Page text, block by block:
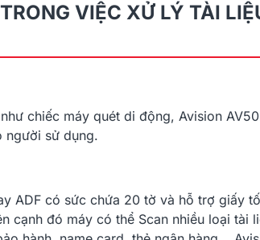
VIỆC XỬ LÝ TÀI
chiếc máy quét di động, Avision
người sử dụng.
ADF có sức chứa 20 tờ và hỗ trợ giấy
cạnh đó máy có thể Scan nhiều loại tài